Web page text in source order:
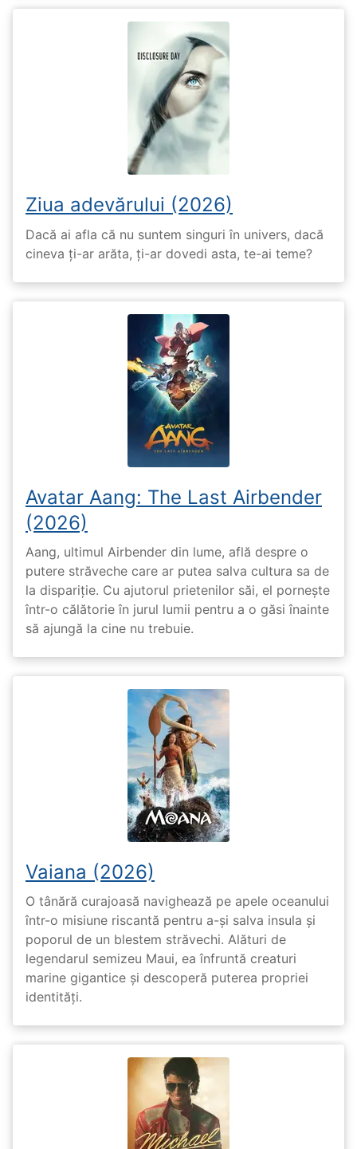
Ziua adevărului (2026)
Dacă ai afla că nu suntem singuri în univers, dacă
cineva ți-ar arăta, ți-ar dovedi asta, te-ai teme?
Avatar Aang: The Last Airbender
(2026)
Aang, ultimul Airbender din lume, află despre o
putere străveche care ar putea salva cultura sa de
la dispariție. Cu ajutorul prietenilor săi, el pornește
într-o călătorie în jurul lumii pentru a o găsi înainte
să ajungă la cine nu trebuie.
Vaiana (2026)
O tânără curajoasă navighează pe apele oceanului
într-o misiune riscantă pentru a-și salva insula și
poporul de un blestem străvechi. Alături de
legendarul semizeu Maui, ea înfruntă creaturi
marine gigantice și descoperă puterea propriei
identități.